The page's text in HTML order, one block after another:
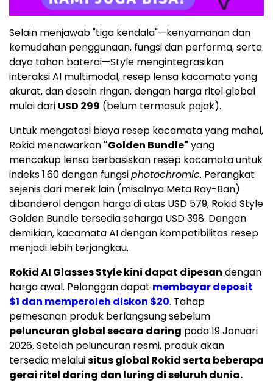
Selain menjawab "tiga kendala"—kenyamanan dan
kemudahan penggunaan, fungsi dan performa, serta
daya tahan baterai—Style mengintegrasikan
interaksi AI multimodal, resep lensa kacamata yang
akurat, dan desain ringan, dengan harga ritel global
mulai dari USD 299 (belum termasuk pajak).
Untuk mengatasi biaya resep kacamata yang mahal,
Rokid menawarkan "Golden Bundle" yang
mencakup lensa berbasiskan resep kacamata untuk
indeks 1.60 dengan fungsiphotochromic. Perangkat
sejenis dari merek lain (misalnya Meta Ray-Ban)
dibanderol dengan harga di atas USD 579, Rokid Style
Golden Bundle tersedia seharga USD 398. Dengan
demikian, kacamata AI dengan kompatibilitas resep
menjadi lebih terjangkau.
Rokid AI Glasses Style kini dapat dipesan dengan
harga awal. Pelanggan dapat membayar deposit
$1 dan memperoleh diskon $20. Tahap
pemesanan produk berlangsung sebelum
peluncuran global secara daring pada 19 Januari
2026. Setelah peluncuran resmi, produk akan
tersedia melaluisitus global Rokid serta beberapa
gerai ritel daring dan luring di seluruh dunia.